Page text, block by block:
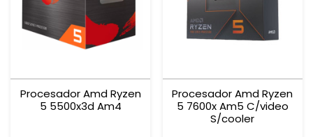
Procesador Amd Ryzen
5 5500x3d Am4
Procesador Amd Ryzen
5 7600x Am5 C/video
S/cooler